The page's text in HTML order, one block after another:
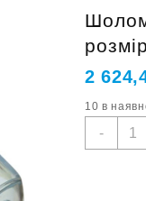
2
10 в
-